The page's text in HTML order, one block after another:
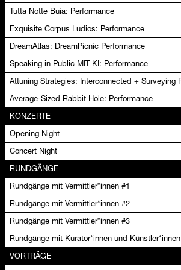
Tutta Notte Buia: Performance
Exquisite Corpus Ludios: Performance
DreamAtlas: DreamPicnic Performance
Speaking in Public MIT KI: Performance
Average-Sized Rabbit Hole: Performance
KONZERTE
Opening Night
Concert Night
RUNDGÄNGE
Rundgänge mit Vermittler*innen #1
Rundgänge mit Vermittler*innen #2
Rundgänge mit Vermittler*innen #3
Rundgänge mit Kurator*innen und Künstler*innen
VORTRÄGE